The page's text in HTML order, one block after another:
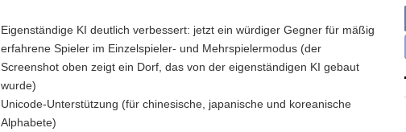
Eigenständige KI deutlich verbessert: jetzt ein würdiger Gegner für mäßig
erfahrene Spieler im Einzelspieler- und Mehrspielermodus (der
Screenshot oben zeigt ein Dorf, das von der eigenständigen KI gebaut
wurde)
Unicode-Unterstützung (für chinesische, japanische und koreanische
Alphabete)